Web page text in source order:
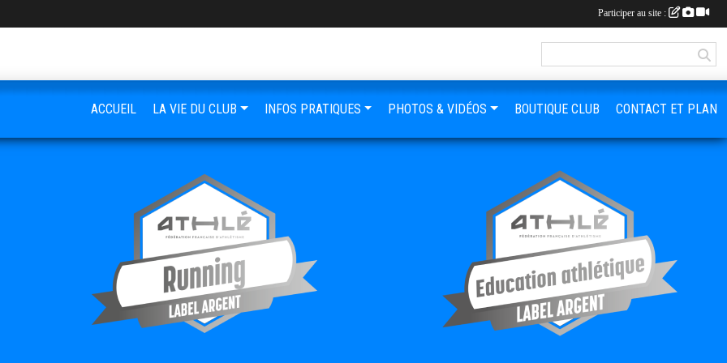
ACCUEIL LA VIE DU CLUB INFOS PRATIQUES PHOTOS & VIDÉOS BOUTIQUE CLUB CONTACT ET PLAN
Participer au site :